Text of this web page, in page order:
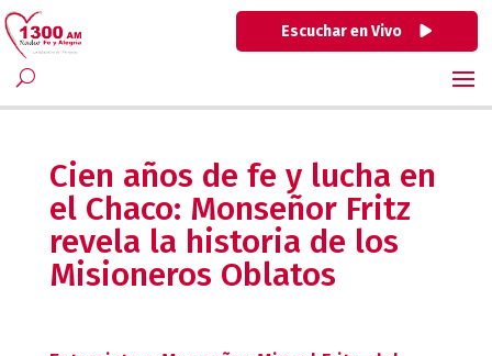
Escuchar en Vivo
Cien años de fe y lucha en
el Chaco: Monseñor Fritz
revela la historia de los
Misioneros Oblatos